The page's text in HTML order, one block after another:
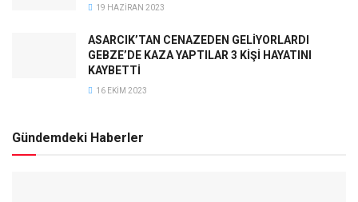
19 HAZIRAN 2023
ASARCIK’TAN CENAZEDEN GELİYORLARDI
GEBZE’DE KAZA YAPTILAR 3 KİŞİ HAYATINI
KAYBETTİ
16 EKIM 2023
Gündemdeki Haberler